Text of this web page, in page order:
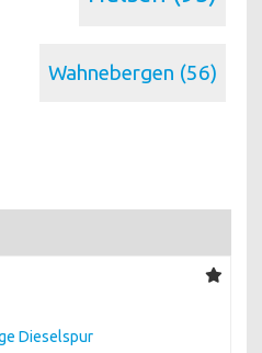
Wahnebergen (56)
Dieselspur